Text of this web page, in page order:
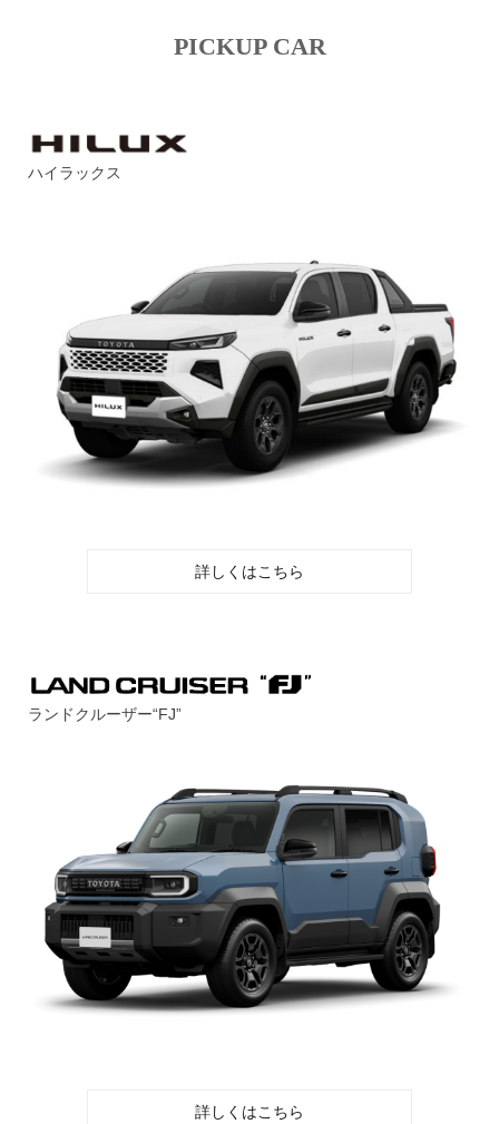
PICKUP CAR
ハイラックス
詳しくはこちら
ランドクルーザー“FJ”
詳しくはこちら